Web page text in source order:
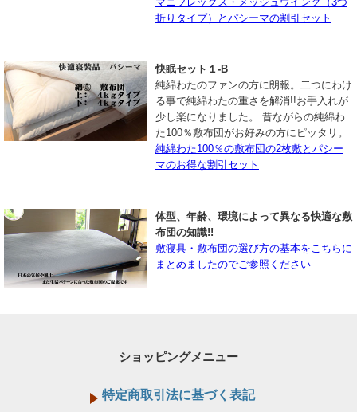
折りタイプ）とパシーマの割引セット
快眠セット１-B
純綿わたのファンの方に朗報。二つにわけ
る事で純綿わたの重さを解消!!お手入れが
少し楽になりました。 昔ながらの純綿わ
た100％敷布団がお好みの方にピッタリ。
純綿わた100％の敷布団の2枚敷とパシー
マのお得な割引セット
体型、年齢、環境によって異なる快適な敷
布団の知識!!
敷寝具・敷布団の選び方の基本をこちらに
まとめましたのでご参照ください
ショッピングメニュー
特定商取引法に基づく表記